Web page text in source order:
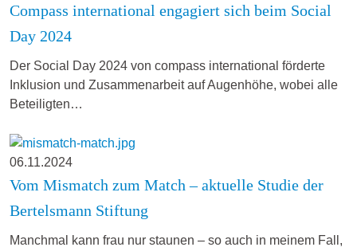
Compass international engagiert sich beim Social
Day 2024
Der Social Day 2024 von compass international förderte
Inklusion und Zusammenarbeit auf Augenhöhe, wobei alle
Beteiligten…
06.11.2024
Vom Mismatch zum Match – aktuelle Studie der
Bertelsmann Stiftung
Manchmal kann frau nur staunen – so auch in meinem Fall,